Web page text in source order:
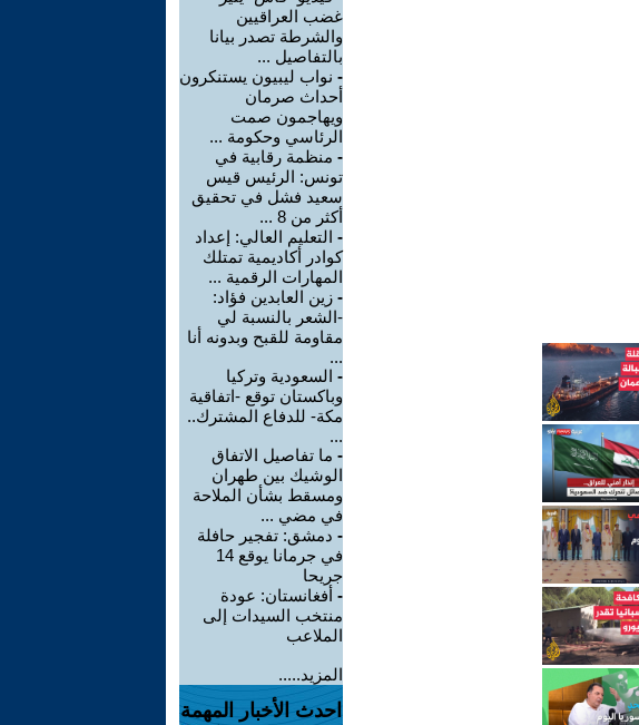
غضب العراقيين
والشرطة تصدر بيانا
بالتفاصيل ...
- نواب ليبيون يستنكرون
أحداث صرمان
ويهاجمون صمت
الرئاسي وحكومة ...
- منظمة رقابية في
تونس: الرئيس قيس
سعيد فشل في تحقيق
أكثر من 8 ...
- التعليم العالي: إعداد
كوادر أكاديمية تمتلك
المهارات الرقمية ...
- زين العابدين فؤاد:
-الشعر بالنسبة لي
مقاومة للقبح وبدونه أنا
...
- السعودية وتركيا
وباكستان توقع -اتفاقية
مكة- للدفاع المشترك..
...
- ما تفاصيل الاتفاق
الوشيك بين طهران
ومسقط بشأن الملاحة
في مضي ...
- دمشق: تفجير حافلة
في جرمانا يوقع 14
جريحا
- أفغانستان: عودة
منتخب السيدات إلى
الملاعب
المزيد.....
احدث الأخبار المهمة